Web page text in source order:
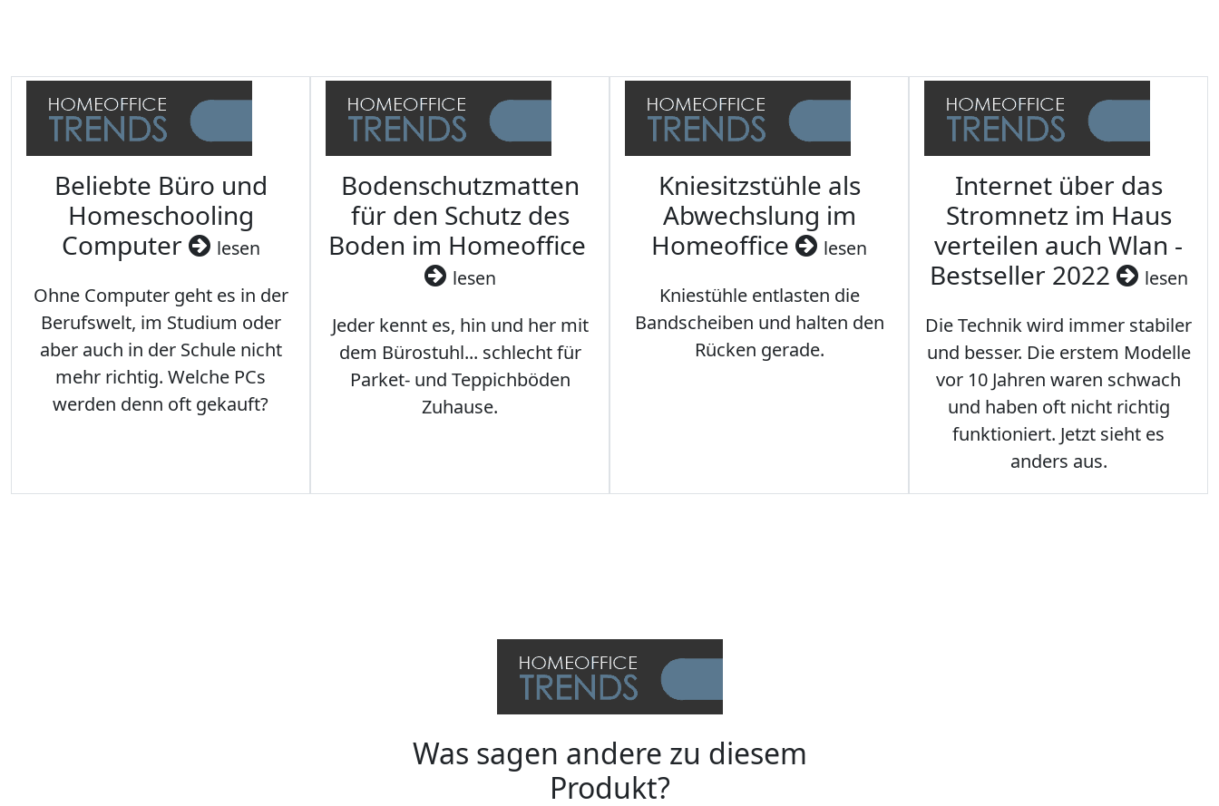
Beliebte Büro und
Homeschooling
Computer
lesen
Ohne Computer geht es in der
Berufswelt, im Studium oder
aber auch in der Schule nicht
mehr richtig. Welche PCs
werden denn oft gekauft?
Bodenschutzmatten
für den Schutz des
Boden im Homeoffice
lesen
Jeder kennt es, hin und her mit
dem Bürostuhl... schlecht für
Parket- und Teppichböden
Zuhause.
Kniesitzstühle als
Abwechslung im
Homeoffice
lesen
Kniestühle entlasten die
Bandscheiben und halten den
Rücken gerade.
Internet über das
Stromnetz im Haus
verteilen auch Wlan -
Bestseller 2022
lesen
Die Technik wird immer stabiler
und besser. Die erstem Modelle
vor 10 Jahren waren schwach
und haben oft nicht richtig
funktioniert. Jetzt sieht es
anders aus.
Was sagen andere zu diesem
Produkt?